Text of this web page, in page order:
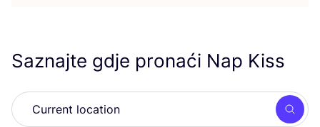
Saznajte gdje pronaći Nap Kiss